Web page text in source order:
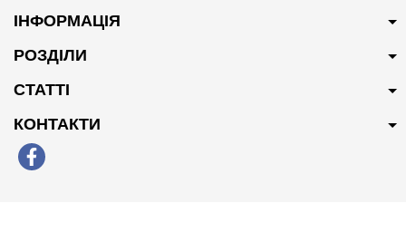
Сайлентблок переднього
ІНФОРМАЦІЯ
РОЗДІЛИ
СТАТТІ
КОНТАКТИ